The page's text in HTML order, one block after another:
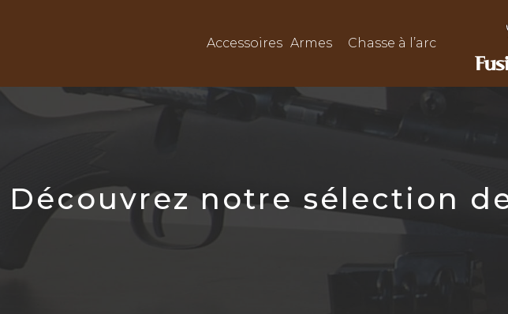
Chasse à l’arc
Armes
Accessoires
Découvrez notre sélection